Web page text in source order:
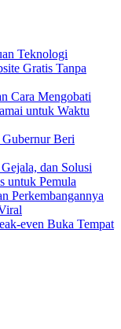
Teknologi
Gratis Tanpa
Cara Mengobati
untuk Waktu
Beri
dan Solusi
untuk Pemula
Perkembangannya
even Buka Tempat